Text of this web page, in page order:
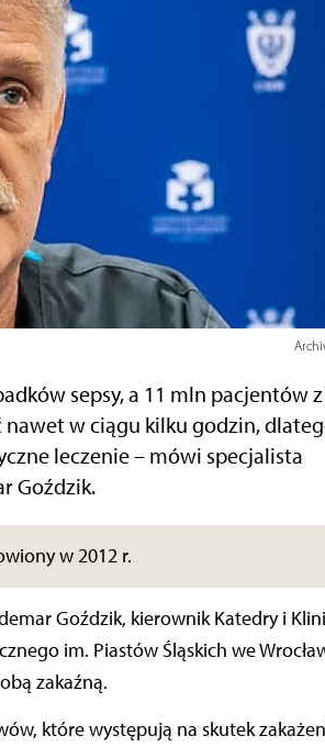
sepsy, a 11 mln pacjentów
w ciągu kilku godzin,
leczenie – mówi specjalista
Goździk.
w 2012 r.
Goździk, kierownik Katedry i
im. Piastów Śląskich we
zakaźną.
które występują na skutek